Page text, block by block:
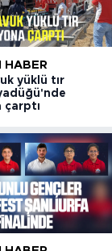
HABER
yüklü tır
çarptı